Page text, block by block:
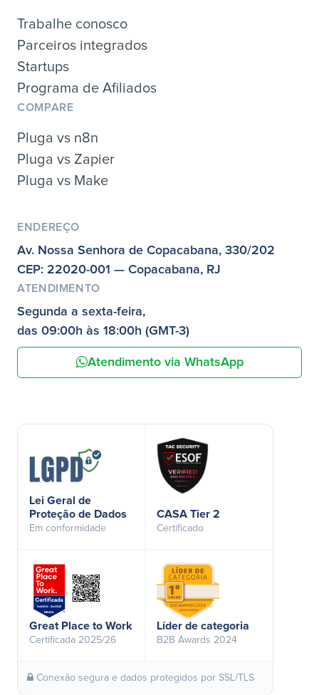
Trabalhe conosco
Parceiros integrados
Startups
Programa de Afiliados
COMPARE
Pluga vs n8n
Pluga vs Zapier
Pluga vs Make
ENDEREÇO
Av. Nossa Senhora de Copacabana, 330/202
CEP: 22020-001 — Copacabana, RJ
ATENDIMENTO
Segunda a sexta-feira,
das 09:00h às 18:00h (GMT-3)
Atendimento via WhatsApp
Lei Geral de
Proteção de Dados
Em conformidade
CASA Tier 2
Certificado
Great Place to Work
Certificada 2025/26
Líder de categoria
B2B Awards 2024
Conexão segura e dados protegidos por SSL/TLS